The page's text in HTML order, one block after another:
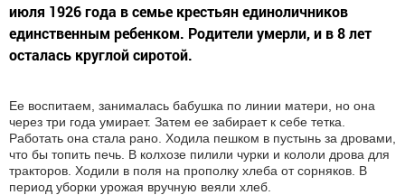
июля 1926 года в семье крестьян единоличников
единственным ребенком. Родители умерли, и в 8 лет
осталась круглой сиротой.
Ее воспитаем, занималась бабушка по линии матери, но она
через три года умирает. Затем ее забирает к себе тетка.
Работать она стала рано. Ходила пешком в пустынь за дровами,
что бы топить печь. В колхозе пилили чурки и кололи дрова для
тракторов. Ходили в поля на прополку хлеба от сорняков. В
период уборки урожая вручную веяли хлеб.